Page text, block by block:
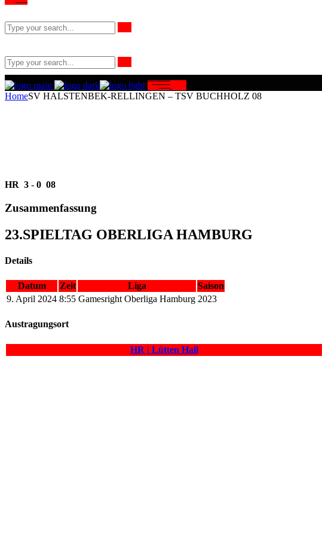
HomeSV HALSTENBEK-RELLINGEN – TSV BUCHHOLZ 08
HR 3 - 0 08
Zusammenfassung
23.SPIELTAG OBERLIGA HAMBURG
Details
Datum Zeit Liga
Saison
9. April 2024 8:55 Gamesright Oberliga Hamburg 2023
Austragungsort
HR | Lütten Hall